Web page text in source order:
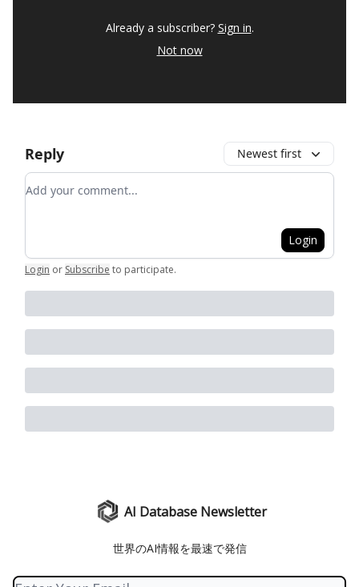
Already a subscriber? Sign in.
Not now
Reply Newest first
Add your comment
Login
Login or Subscribe to participate.
AI Database Newsletter
世界のAI情報を最速で発信